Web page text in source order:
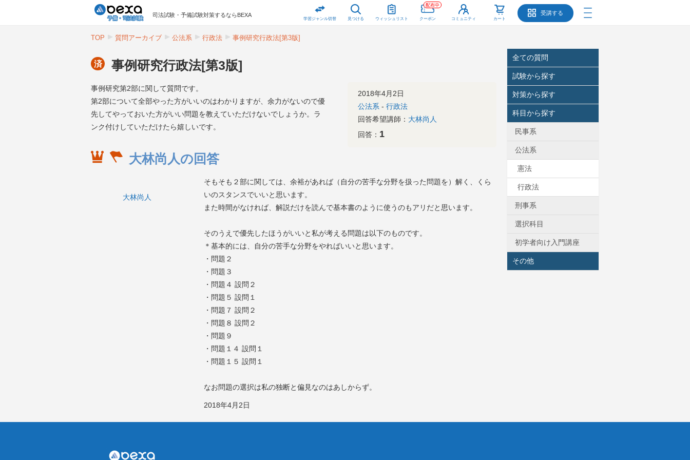
司法試験・予備試験対策するならBEXA
学習ジャンル切替 見つける ウィッシュリスト クーポン
配布中
コミュニティ カート
受講する
TOP 質問アーカイブ 公法系 行政法 事例研究行政法[第3版]
済 事例研究行政法[第3版]
事例研究第2部に関して質問です。
第2部について全部やった方がいいのはわかりますが、余力がないので優
先してやっておいた方がいい問題を教えていただけないでしょうか。ラ
ンク付けしていただけたら嬉しいです。
2018年4月2日
公法系 - 行政法
回答希望講師： 大林尚人
回答： 1
大林尚人の回答
大林尚人
そもそも２部に関しては、余裕があれば（自分の苦手な分野を扱った問題を）解く、くら
いのスタンスでいいと思います。
また時間がなければ、解説だけを読んで基本書のように使うのもアリだと思います。
そのうえで優先したほうがいいと私が考える問題は以下のものです。
＊基本的には、自分の苦手な分野をやればいいと思います。
・問題２
・問題３
・問題４ 設問２
・問題５ 設問１
・問題７ 設問２
・問題８ 設問２
・問題９
・問題１４ 設問１
・問題１５ 設問１
なお問題の選択は私の独断と偏見なのはあしからず。
2018年4月2日
全ての質問
試験から探す
対策から探す
科目から探す
民事系
公法系
憲法
行政法
刑事系
選択科目
初学者向け入門講座
その他